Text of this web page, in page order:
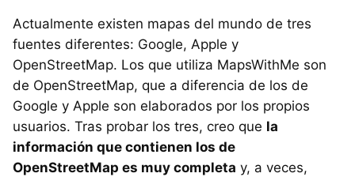
Actualmente existen mapas del mundo de tres
fuentes diferentes: Google, Apple y
OpenStreetMap. Los que utiliza MapsWithMe son
de OpenStreetMap, que a diferencia de los de
Google y Apple son elaborados por los propios
usuarios. Tras probar los tres, creo que la
información que contienen los de
OpenStreetMap es muy completa y, a veces,